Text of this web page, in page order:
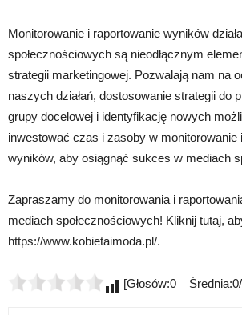
Monitorowanie i raportowanie wyników
społecznościowych są nieodłącznym
strategii marketingowej. Pozwalają nam na
naszych działań, dostosowanie strategii do
grupy docelowej i identyfikację nowych
inwestować czas i zasoby w monitorowanie
wyników, aby osiągnąć sukces w mediach
Zapraszamy do monitorowania i
mediach społecznościowych! Kliknij tutaj,
https://www.kobietaimoda.pl/.
[Głosów:0